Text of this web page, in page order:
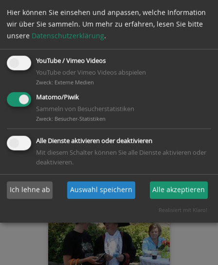
Hier können Sie einsehen und anpassen, welche Information
wir über Sie sammeln. Um mehr zu erfahren, lesen Sie bitte
unsere Datenschutzerklärung.
YouTube / Vimeo Videos
YouTube oder Vimeo Videos abspielen
Zweck: Externe Medien
Matomo/Piwik
Sammeln von Besucherstatistiken
Zweck: Besucher-Statistiken
Alle Dienste aktivieren oder deaktivieren
Mit diesem Schalter können Sie alle Dienste aktivieren oder
deaktivieren.
Ich lehne ab Auswahl speichern Alle akzeptieren
Realisiert mit Klaro!